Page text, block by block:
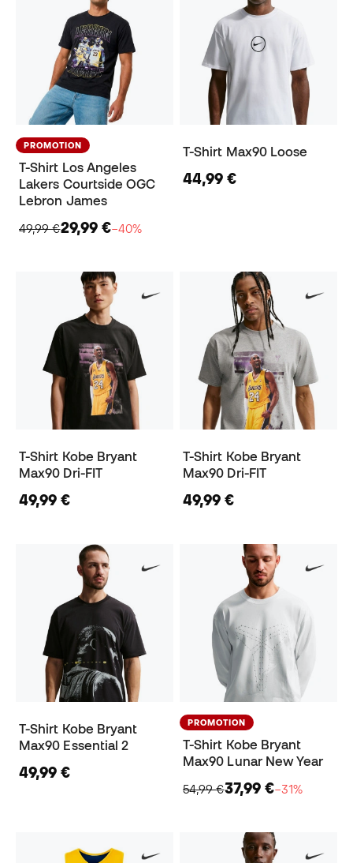
PROMOTION
T-Shirt Los Angeles
Lakers Courtside OGC
Lebron James
49,99 €29,99 €−40%
T-Shirt Max90 Loose
44,99 €
T-Shirt Kobe Bryant
Max90 Dri-FIT
49,99 €
T-Shirt Kobe Bryant
Max90 Dri-FIT
49,99 €
T-Shirt Kobe Bryant
Max90 Essential 2
49,99 €
PROMOTION
T-Shirt Kobe Bryant
Max90 Lunar New Year
54,99 €37,99 €−31%